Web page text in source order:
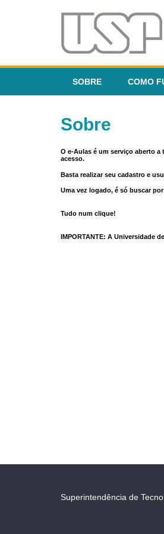
SOBRE COMO
Sobre
O e-Aulas é um serviço aberto
acesso.
Basta realizar seu cadastro e
Uma vez logado, é só buscar
Tudo num clique!
IMPORTANTE: A Universidade
Superintendência de